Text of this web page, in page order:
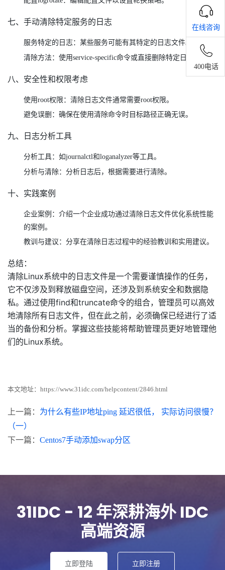
在线咨询
400电话
七、手动清除特定服务的日志
服务特定的日志：某些服务可能有其特定的日志文件。
清除方法：使用service-specific命令或直接删除特定日志文件。
八、安全性和权限考虑
使用root权限：清除日志文件通常需要root权限。
避免误删：确保在使用清除命令时目标路径正确无误。
九、日志分析工具
分析工具：如journalctl和loganalyzer等工具。
分析与清除：分析日志后，根据需要进行清除。
十、实践案例
企业案例：介绍一个企业成功通过清除日志文件优化系统性能
的案例。
教训与建议：分享在清除日志过程中的经验教训和实用建议。
总结：
清除Linux系统中的日志文件是一个需要谨慎操作的任务，
它不仅涉及到释放磁盘空间，还涉及到系统安全和数据隐
私。通过使用find和truncate命令的组合，管理员可以高效
地清除所有日志文件，但在此之前，必须确保已经进行了适
当的备份和分析。掌握这些技能将帮助管理员更好地管理他
们的Linux系统。
本文地址： https://www.31idc.com/helpcontent/2846.html
上一篇： 为什么有些IP地址ping 延迟很低， 实际访问很慢？
（一）
下一篇： Centos7手动添加swap分区
31IDC - 12 年深耕海外 IDC
高端资源
立即登陆 立即注册